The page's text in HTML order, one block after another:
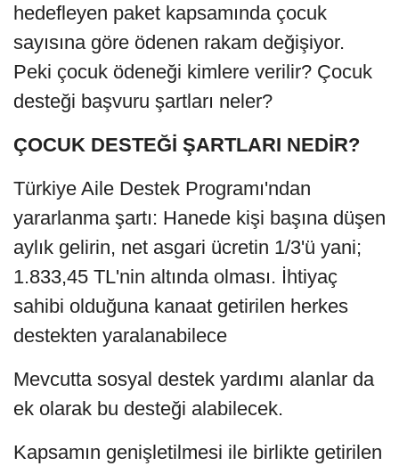
hedefleyen paket kapsamında çocuk
sayısına göre ödenen rakam değişiyor.
Peki çocuk ödeneği kimlere verilir? Çocuk
desteği başvuru şartları neler?
ÇOCUK DESTEĞİ ŞARTLARI NEDİR?
Türkiye Aile Destek Programı'ndan
yararlanma şartı: Hanede kişi başına düşen
aylık gelirin, net asgari ücretin 1/3'ü yani;
1.833,45 TL'nin altında olması. İhtiyaç
sahibi olduğuna kanaat getirilen herkes
destekten yaralanabilece
Mevcutta sosyal destek yardımı alanlar da
ek olarak bu desteği alabilecek.
Kapsamın genişletilmesi ile birlikte getirilen